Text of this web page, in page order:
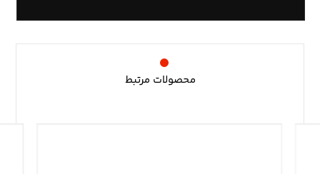
محصولات مرتبط